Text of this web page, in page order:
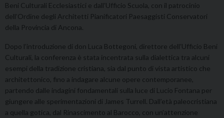
Beni Culturali Ecclesiastici e dall’Ufficio Scuola, con il patrocinio
dell’Ordine degli Architetti Pianificatori Paesaggisti Conservatori
della Provincia di Ancona.
Dopo l’introduzione di don Luca Bottegoni, direttore dell’Ufficio Beni
Culturali, la conferenza è stata incentrata sulla dialettica tra alcuni
esempi della tradizione cristiana, sia dal punto di vista artistico che
architettonico, fino a indagare alcune opere contemporanee,
partendo dalle indagini fondamentali sulla luce di Lucio Fontana per
giungere alle sperimentazioni di James Turrell. Dall’età paleocristiana
a quella gotica, dal Rinascimento al Barocco, con un’attenzione